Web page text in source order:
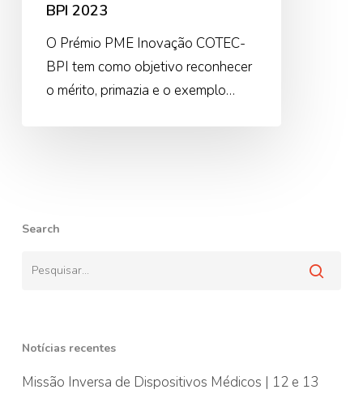
BPI 2023
O Prémio PME Inovação COTEC-
BPI tem como objetivo reconhecer
o mérito, primazia e o exemplo…
Search
Notícias recentes
Missão Inversa de Dispositivos Médicos | 12 e 13